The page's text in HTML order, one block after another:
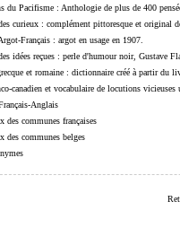
du Pacifisme : Anthologie de plus de 400
curieux : complément pittoresque et original
Français : argot en usage en 1907.
idées reçues : perle d'humour noir, Gustave
et romaine : dictionnaire créé à partir du
canadien et vocabulaire de locutions vicieuses
Anglais
des communes françaises
des communes belges